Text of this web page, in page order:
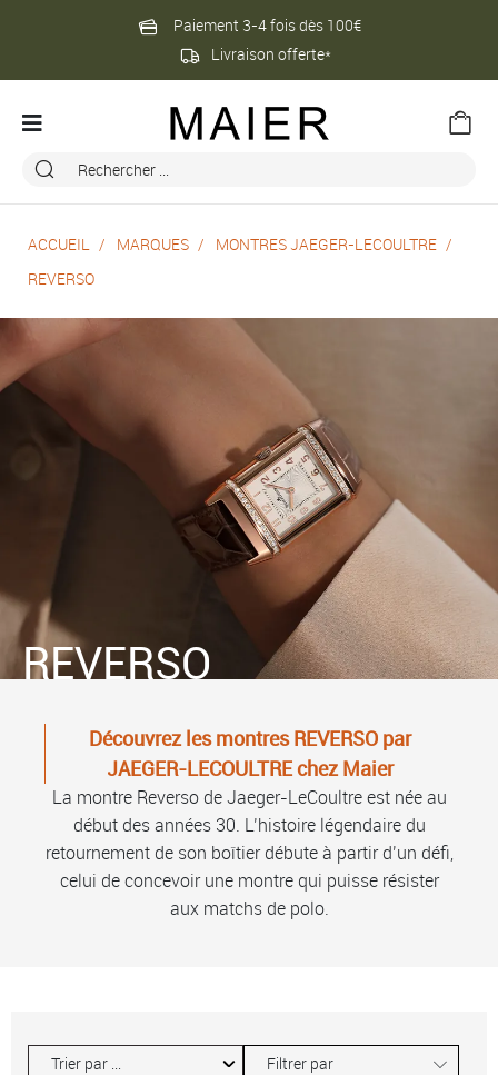
Paiement 3-4 fois dès 100€
Livraison offerte*
ACCUEIL MARQUES
MONTRES JAEGER-LECOULTRE
REVERSO
REVERSO
Découvrez les montres REVERSO par
JAEGER-LECOULTRE chez Maier
La montre Reverso de Jaeger-LeCoultre est née au
début des années 30. L’histoire légendaire du
retournement de son boîtier débute à partir d’un défi,
celui de concevoir une montre qui puisse résister
aux matchs de polo.
Filtrer par ∟